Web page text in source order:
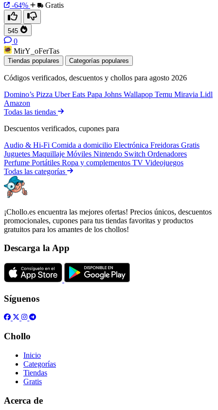
-64% Gratis
545
0
MirY_oFerTas
Tiendas populares Categorías populares
Códigos verificados, descuentos y chollos para agosto 2026
Domino’s Pizza Uber Eats Papa Johns Wallapop Temu Miravia Lidl
Amazon
Todas las tiendas
Descuentos verificados, cupones para
Audio & Hi-Fi Comida a domicilio Electrónica Freidoras Gratis
Juguetes Maquillaje Móviles Nintendo Switch Ordenadores
Perfume Portátiles Ropa y complementos TV Videojuegos
Todas las categorías
¡Chollo.es encuentra las mejores ofertas! Precios únicos, descuentos
promocionales, cupones para tus tiendas favoritas y productos
gratuitos para los amantes de los chollos!
Descarga la App
Síguenos
Chollo
Inicio
Categorías
Tiendas
Gratis
Acerca de